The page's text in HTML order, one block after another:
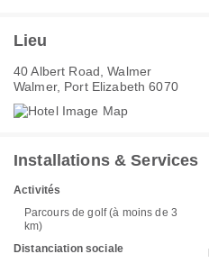
Lieu
40 Albert Road, Walmer
Walmer, Port Elizabeth 6070
Installations & Services
Activités
Parcours de golf (à moins de 3
km)
Distanciation sociale